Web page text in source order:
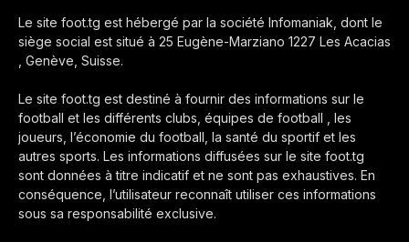
Le site foot.tg est hébergé par la société Infomaniak, dont le
siège social est situé à 25 Eugène-Marziano 1227 Les Acacias
, Genève, Suisse.
Le site foot.tg est destiné à fournir des informations sur le
football et les différents clubs, équipes de football , les
joueurs, l’économie du football, la santé du sportif et les
autres sports. Les informations diffusées sur le site foot.tg
sont données à titre indicatif et ne sont pas exhaustives. En
conséquence, l’utilisateur reconnaît utiliser ces informations
sous sa responsabilité exclusive.